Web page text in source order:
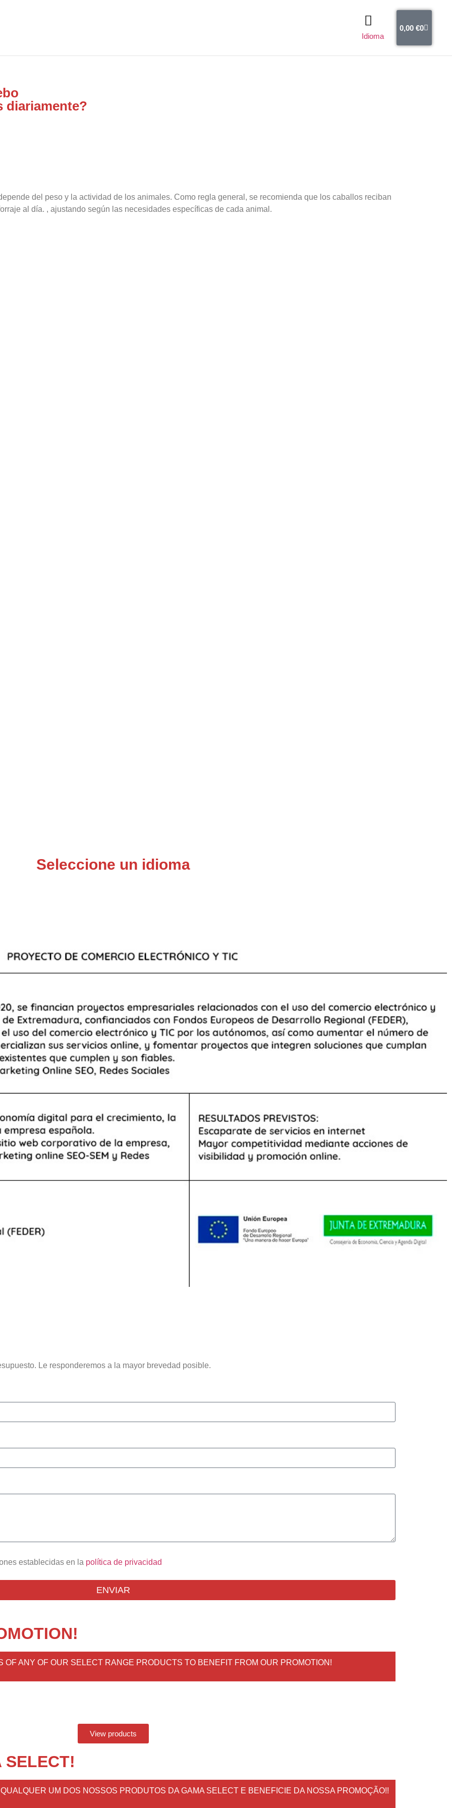
Idioma
0,00€0
diariamente?
del peso y la actividad de los animales. Como regla general, se recomienda que los caballos reciban
al día. , ajustando según las necesidades específicas de cada animal.
Seleccione un idioma
Le responderemos a la mayor brevedad posible.
establecidas en la política de privacidad
ENVIAR
OF ANY OF OUR SELECT RANGE PRODUCTS TO BENEFIT FROM OUR PROMOTION!
View products
SELECT!
UM DOS NOSSOS PRODUTOS DA GAMA SELECT E BENEFICIE DA NOSSA PROMOÇÃO!!